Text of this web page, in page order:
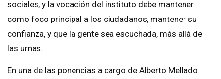
sociales, y la vocación del instituto debe mantener
como foco principal a los ciudadanos, mantener su
confianza, y que la gente sea escuchada, más allá de
las urnas.
En una de las ponencias a cargo de Alberto Mellado